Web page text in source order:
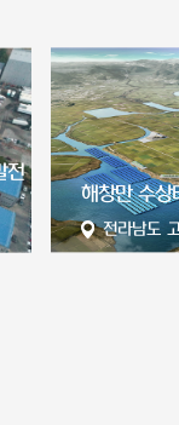
서산 65MW
충청남도